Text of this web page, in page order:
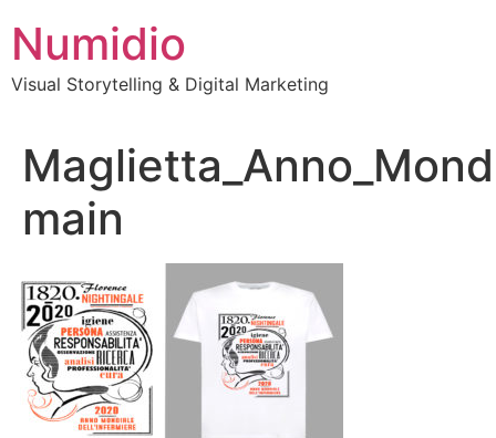
contenuto
Numidio
Visual Storytelling & Digital Marketing
main